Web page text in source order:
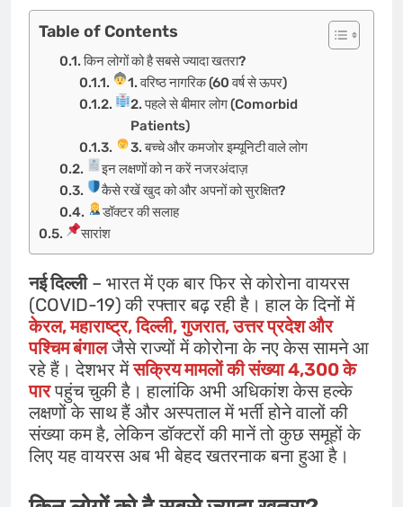
Table of Contents
किन लोगों को है सबसे ज्यादा खतरा?
1. वरिष्ठ नागरिक (60 वर्ष से ऊपर)
2. पहले से बीमार लोग (Comorbid
Patients)
3. बच्चे और कमजोर इम्यूनिटी वाले लोग
इन लक्षणों को न करें नजरअंदाज़
कैसे रखें खुद को और अपनों को सुरक्षित?
डॉक्टर की सलाह
सारांश
नई दिल्ली– भारत में एक बार फिर से कोरोना वायरस
(COVID-19) की रफ्तार बढ़ रही है। हाल के दिनों में
केरल, महाराष्ट्र, दिल्ली, गुजरात, उत्तर प्रदेश और
पश्चिम बंगालजैसे राज्यों में कोरोना के नए केस सामने आ
रहे हैं। देशभर मेंसक्रिय मामलों की संख्या 4,300 के
पारपहुंच चुकी है। हालांकि अभी अधिकांश केस हल्के
लक्षणों के साथ हैं और अस्पताल में भर्ती होने वालों की
संख्या कम है, लेकिन डॉक्टरों की मानें तो कुछ समूहों के
लिए यह वायरस अब भी बेहद खतरनाक बना हुआ है।